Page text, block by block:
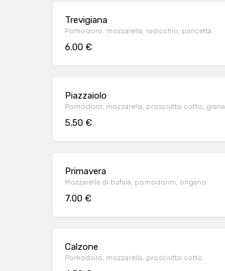
Trevigiana
Pomodoro, mozzarella, radicchio, pancetta
6.00 €
Piazzaiolo
Pomodoro, mozzarella, prosciutto cotto, grana
5.50 €
Primavera
Mozzarella di bufala, pomodorini, origano
7.00 €
Calzone
Pomodoro, mozzarella, prosciutto cotto